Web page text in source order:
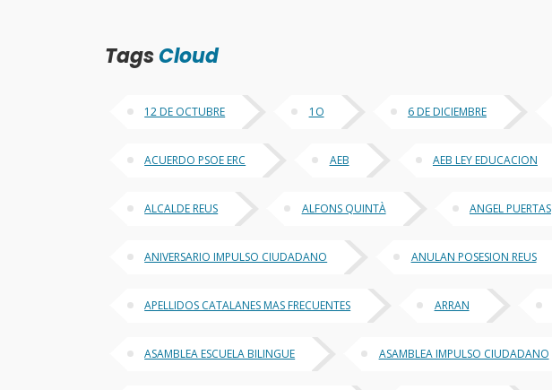
TagsCloud
12 DE OCTUBRE 1O 6 DE DICIEMBRE
ACUERDO PSOE ERC AEB AEB LEY EDUCACION
ALCALDE REUS ALFONS QUINTÀ ANGEL PUERTAS
ANIVERSARIO IMPULSO CIUDADANO ANULAN POSESION REUS
APELLIDOS CATALANES MAS FRECUENTES ARRAN
ASAMBLEA ESCUELA BILINGUE ASAMBLEA IMPULSO CIUDADANO